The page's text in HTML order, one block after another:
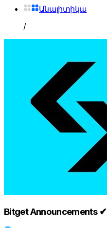
Անալիտիկա
/
Bitget Announcements ✔